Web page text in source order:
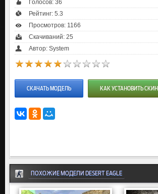
Голосов: 36
Рейтинг: 5.3
Просмотров: 1166
Скачиваний: 25
Автор: System
СКАЧАТЬ МОДЕЛЬ КАК УСТАНОВИТЬ СКИН
ПОХОЖИЕ МОДЕЛИ DESERT EAGLE